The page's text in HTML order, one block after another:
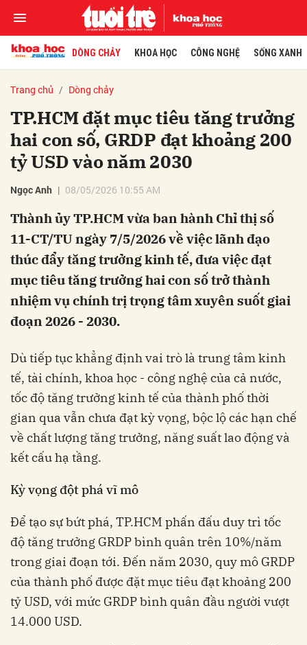
DÒNG CHẢY KHOA HỌC CÔNG NGHỆ SỐNG XANH
Trang chủ Dòng chảy
TP.HCM đặt mục tiêu tăng trưởng
hai con số, GRDP đạt khoảng 200
tỷ USD vào năm 2030
Ngọc Anh 08/05/2026 10:55 AM
Thành ủy TP.HCM vừa ban hành Chỉ thị số
11-CT/TU ngày 7/5/2026 về việc lãnh đạo
thúc đẩy tăng trưởng kinh tế, đưa việc đạt
mục tiêu tăng trưởng hai con số trở thành
nhiệm vụ chính trị trọng tâm xuyên suốt giai
đoạn 2026 - 2030.
Dù tiếp tục khẳng định vai trò là trung tâm kinh
tế, tài chính, khoa học - công nghệ của cả nước,
tốc độ tăng trưởng kinh tế của thành phố thời
gian qua vẫn chưa đạt kỳ vọng, bộc lộ các hạn chế
về chất lượng tăng trưởng, năng suất lao động và
kết cấu hạ tầng.
Kỳ vọng đột phá vĩ mô
Để tạo sự bứt phá, TP.HCM phấn đấu duy trì tốc
độ tăng trưởng GRDP bình quân trên 10%/năm
trong giai đoạn tới. Đến năm 2030, quy mô GRDP
của thành phố được đặt mục tiêu đạt khoảng 200
tỷ USD, với mức GRDP bình quân đầu người vượt
14.000 USD.